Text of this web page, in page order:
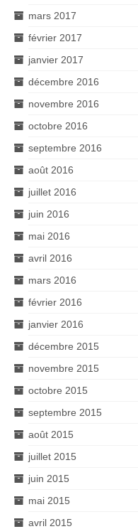
mars 2017
février 2017
janvier 2017
décembre 2016
novembre 2016
octobre 2016
septembre 2016
août 2016
juillet 2016
juin 2016
mai 2016
avril 2016
mars 2016
février 2016
janvier 2016
décembre 2015
novembre 2015
octobre 2015
septembre 2015
août 2015
juillet 2015
juin 2015
mai 2015
avril 2015